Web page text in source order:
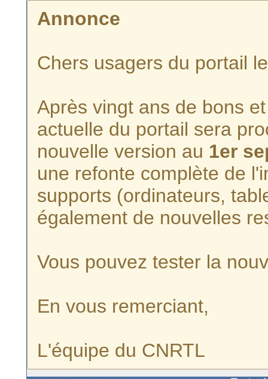
Annonce
Chers usagers du portail
Après vingt ans de bons
actuelle du portail sera
nouvelle version au 1er
une refonte complète de
supports (ordinateurs,
également de nouvelles
Vous pouvez tester la
En vous remerciant,
L'équipe du CNRTL